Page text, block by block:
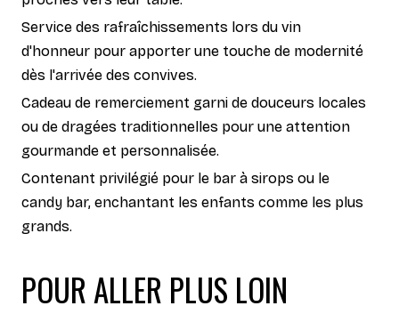
Service des rafraîchissements lors du vin
d'honneur pour apporter une touche de modernité
dès l'arrivée des convives.
Cadeau de remerciement garni de douceurs locales
ou de dragées traditionnelles pour une attention
gourmande et personnalisée.
Contenant privilégié pour le bar à sirops ou le
candy bar, enchantant les enfants comme les plus
grands.
POUR ALLER PLUS LOIN